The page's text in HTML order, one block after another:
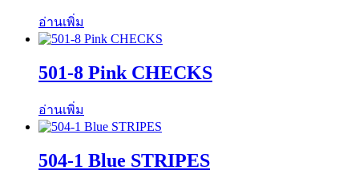
อ่านเพิ่ม
501-8 Pink CHECKS
อ่านเพิ่ม
504-1 Blue STRIPES